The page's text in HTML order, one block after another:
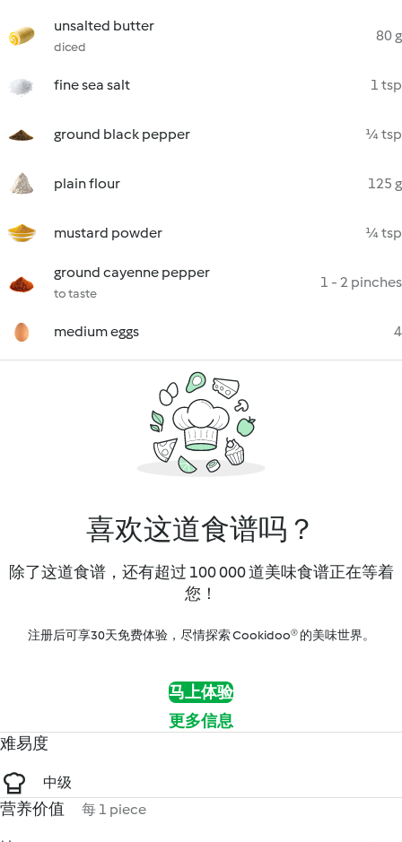
unsalted butter
diced
80 g
fine sea salt 1 tsp
ground black pepper ¼ tsp
plain flour 125 g
mustard powder ¼ tsp
ground cayenne pepper
to taste
1 - 2 pinches
medium eggs 4
喜欢这道食谱吗？
除了这道食谱，还有超过 100 000 道美味食谱正在等着
您！
注册后可享30天免费体验，尽情探索 Cookidoo® 的美味世界。
马上体验
更多信息
难易度
中级
营养价值 每 1 piece